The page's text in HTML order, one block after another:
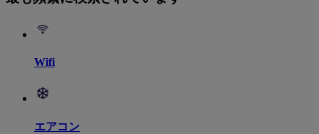
Wifi
エアコン